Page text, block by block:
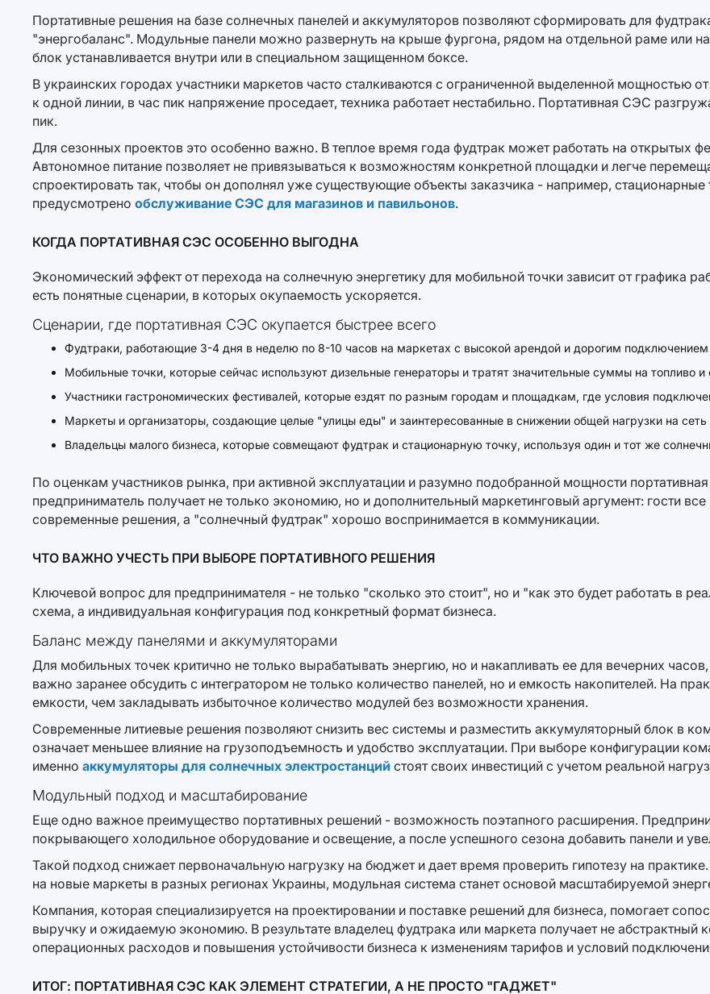
Портативные решения на базе солнечных панелей и аккумуляторов позволяют сформировать для
"энергобаланс". Модульные панели можно развернуть на крыше фургона, рядом на отдельной раме или
блок устанавливается внутри или в специальном защищенном боксе.
В украинских городах участники маркетов часто сталкиваются с ограниченной выделенной мощностью
к одной линии, в час пик напряжение проседает, техника работает нестабильно. Портативная СЭС
пик.
Для сезонных проектов это особенно важно. В теплое время года фудтрак может работать на открытых
Автономное питание позволяет не привязываться к возможностям конкретной площадки и легче
спроектировать так, чтобы он дополнял уже существующие объекты заказчика - например,
предусмотрено обслуживание СЭС для магазинов и павильонов.
КОГДА ПОРТАТИВНАЯ СЭС ОСОБЕННО ВЫГОДНА
Экономический эффект от перехода на солнечную энергетику для мобильной точки зависит от графика
есть понятные сценарии, в которых окупаемость ускоряется.
Сценарии, где портативная СЭС окупается быстрее всего
Фудтраки, работающие 3-4 дня в неделю по 8-10 часов на маркетах с высокой арендой и дорогим подключением
Мобильные точки, которые сейчас используют дизельные генераторы и тратят значительные суммы на топливо и
Участники гастрономических фестивалей, которые ездят по разным городам и площадкам, где условия
Маркеты и организаторы, создающие целые "улицы еды" и заинтересованные в снижении общей нагрузки на
Владельцы малого бизнеса, которые совмещают фудтрак и стационарную точку, используя один и тот же
По оценкам участников рынка, при активной эксплуатации и разумно подобранной мощности
предприниматель получает не только экономию, но и дополнительный маркетинговый аргумент: гости
современные решения, а "солнечный фудтрак" хорошо воспринимается в коммуникации.
ЧТО ВАЖНО УЧЕСТЬ ПРИ ВЫБОРЕ ПОРТАТИВНОГО РЕШЕНИЯ
Ключевой вопрос для предпринимателя - не только "сколько это стоит", но и "как это будет работать в
схема, а индивидуальная конфигурация под конкретный формат бизнеса.
Баланс между панелями и аккумуляторами
Для мобильных точек критично не только вырабатывать энергию, но и накапливать ее для вечерних
важно заранее обсудить с интегратором не только количество панелей, но и емкость накопителей. На
емкости, чем закладывать избыточное количество модулей без возможности хранения.
Современные литиевые решения позволяют снизить вес системы и разместить аккумуляторный блок в
означает меньшее влияние на грузоподъемность и удобство эксплуатации. При выборе конфигурации
именно аккумуляторы для солнечных электростанций стоят своих инвестиций с учетом реальной
Модульный подход и масштабирование
Еще одно важное преимущество портативных решений - возможность поэтапного расширения.
покрывающего холодильное оборудование и освещение, а после успешного сезона добавить панели и
Такой подход снижает первоначальную нагрузку на бюджет и дает время проверить гипотезу на
на новые маркеты в разных регионах Украины, модульная система станет основой масштабируемой
Компания, которая специализируется на проектировании и поставке решений для бизнеса, помогает
выручку и ожидаемую экономию. В результате владелец фудтрака или маркета получает не абстрактный
операционных расходов и повышения устойчивости бизнеса к изменениям тарифов и условий
ИТОГ: ПОРТАТИВНАЯ СЭС КАК ЭЛЕМЕНТ СТРАТЕГИИ, А НЕ ПРОСТО "ГАДЖЕТ"